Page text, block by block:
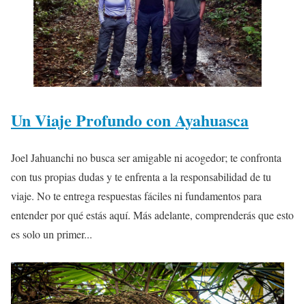
Un Viaje Profundo con Ayahuasca
Joel Jahuanchi no busca ser amigable ni acogedor; te confronta
con tus propias dudas y te enfrenta a la responsabilidad de tu
viaje. No te entrega respuestas fáciles ni fundamentos para
entender por qué estás aquí. Más adelante, comprenderás que esto
es solo un primer...